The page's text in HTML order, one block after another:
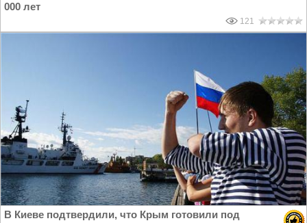
000 лет
121
В Киеве подтвердили, что Крым готовили под